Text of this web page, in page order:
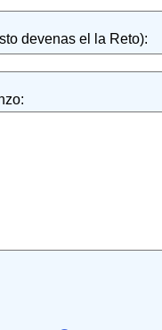
devenas el la Reto):